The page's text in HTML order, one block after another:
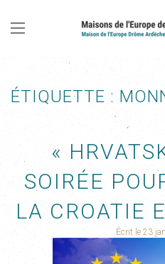
ÉTIQUETTE :
«
SOIRÉE
LA CROATIE
Écrit le 23